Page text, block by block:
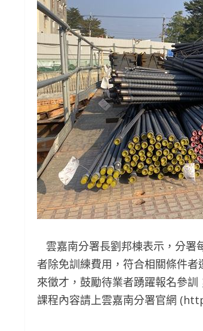
雲嘉南分署長劉邦棟表示，分署
者除免訓練費用，符合相關條件
來徵才，鼓勵待業者踴躍報名參
課程內容請上雲嘉南分署官網